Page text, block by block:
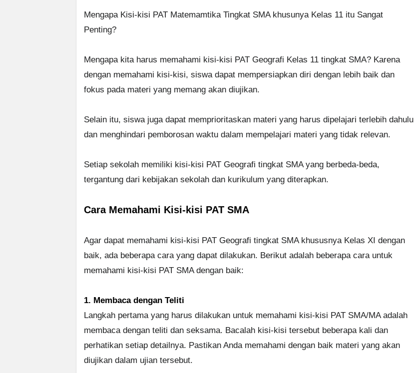
Mengapa Kisi-kisi PAT Matemamtika Tingkat SMA khusunya Kelas 11 itu Sangat
Penting?
Mengapa kita harus memahami kisi-kisi PAT Geografi Kelas 11 tingkat SMA? Karena
dengan memahami kisi-kisi, siswa dapat mempersiapkan diri dengan lebih baik dan
fokus pada materi yang memang akan diujikan.
Selain itu, siswa juga dapat memprioritaskan materi yang harus dipelajari terlebih dahulu
dan menghindari pemborosan waktu dalam mempelajari materi yang tidak relevan.
Setiap sekolah memiliki kisi-kisi PAT Geografi tingkat SMA yang berbeda-beda,
tergantung dari kebijakan sekolah dan kurikulum yang diterapkan.
Cara Memahami Kisi-kisi PAT SMA
Agar dapat memahami kisi-kisi PAT Geografi tingkat SMA khususnya Kelas XI dengan
baik, ada beberapa cara yang dapat dilakukan. Berikut adalah beberapa cara untuk
memahami kisi-kisi PAT SMA dengan baik:
1. Membaca dengan Teliti
Langkah pertama yang harus dilakukan untuk memahami kisi-kisi PAT SMA/MA adalah
membaca dengan teliti dan seksama. Bacalah kisi-kisi tersebut beberapa kali dan
perhatikan setiap detailnya. Pastikan Anda memahami dengan baik materi yang akan
diujikan dalam ujian tersebut.